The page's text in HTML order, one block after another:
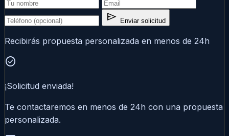
send Enviar solicitud
Recibirás propuesta personalizada en menos de 24h
check_circle
¡Solicitud enviada!
Te contactaremos en menos de 24h con una propuesta
personalizada.